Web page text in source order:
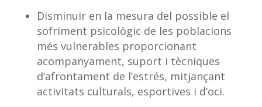
Disminuir en la mesura del possible el
sofriment psicològic de les poblacions
més vulnerables proporcionant
acompanyament, suport i tècniques
d’afrontament de l’estrés, mitjançant
activitats culturals, esportives i d’oci.